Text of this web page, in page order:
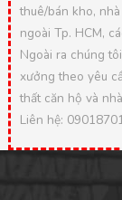
thuê/bán kho,
ngoài Tp. HCM,
Ngoài ra chúng
xưởng theo yêu
thất căn hộ và
Liên hệ: